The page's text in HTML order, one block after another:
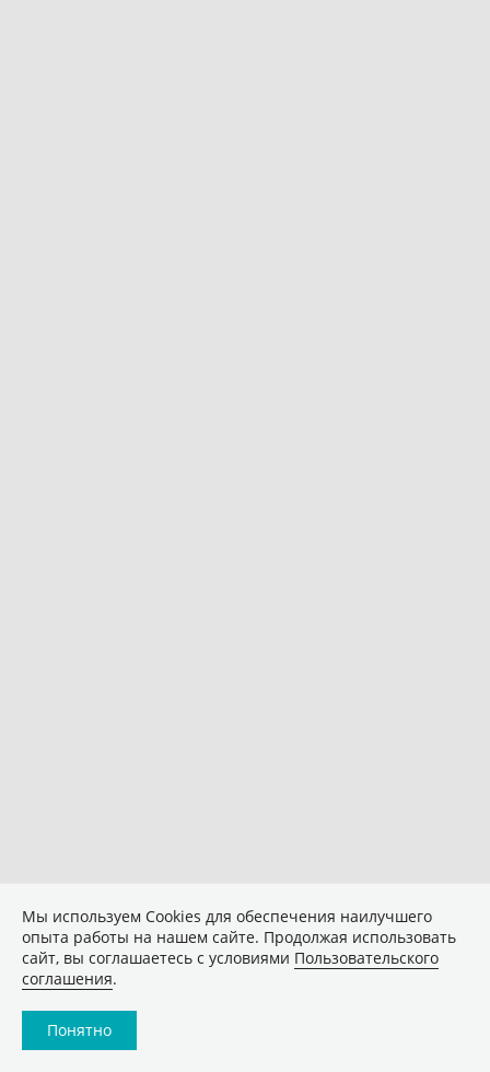
Мы используем Сookies для обеспечения наилучшего
опыта работы на нашем сайте. Продолжая использовать
сайт, вы соглашаетесь с условиями Пользовательского
соглашения.
Понятно